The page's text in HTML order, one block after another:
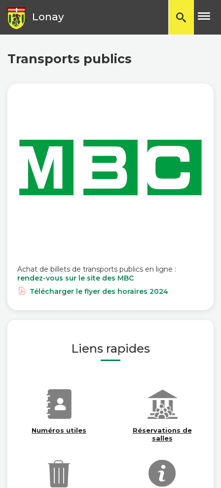
Lonay
Transports publics
Achat de billets de transports publics en ligne :
rendez-vous sur le site des MBC
Télécharger le flyer des horaires 2024
Liens rapides
Numéros utiles
Réservations de
salles